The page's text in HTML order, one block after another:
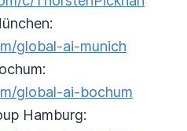
global-ai-munich
global-ai-bochum
Hamburg: